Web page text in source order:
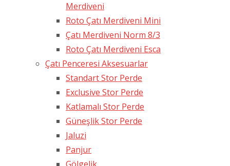
Merdiveni
Roto Çatı Merdiveni Mini
Çatı Merdiveni Norm 8/3
Roto Çatı Merdiveni Esca
Çatı Penceresi Aksesuarlar
Standart Stor Perde
Exclusive Stor Perde
Katlamalı Stor Perde
Güneşlik Stor Perde
Jaluzi
Panjur